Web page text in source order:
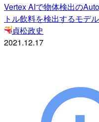
Vertex AIで物体検出の
トル飲料を検出するモデ
貞松政史
2021.12.17